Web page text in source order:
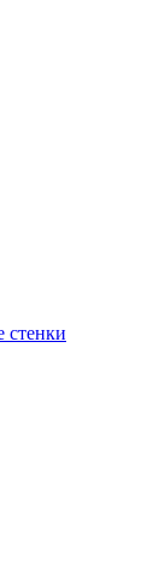
стенки